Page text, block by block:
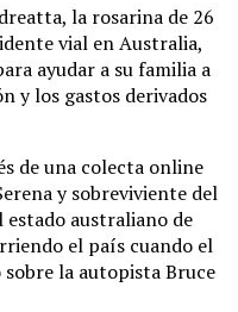
la rosarina de 26
vial en Australia,
ayudar a su familia a
y los gastos derivados
de una colecta online
y sobreviviente del
australiano de
el país cuando el
la autopista Bruce